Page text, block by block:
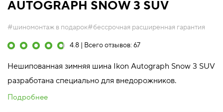
AUTOGRAPH SNOW 3 SUV
#шиномонтаж в подарок#бессрочная расширенная гарантия
4.8 | Всего отзывов: 67
Нешипованная зимняя шина Ikon Autograph Snow 3 SUV
разработана специально для внедорожников.
Подробнее